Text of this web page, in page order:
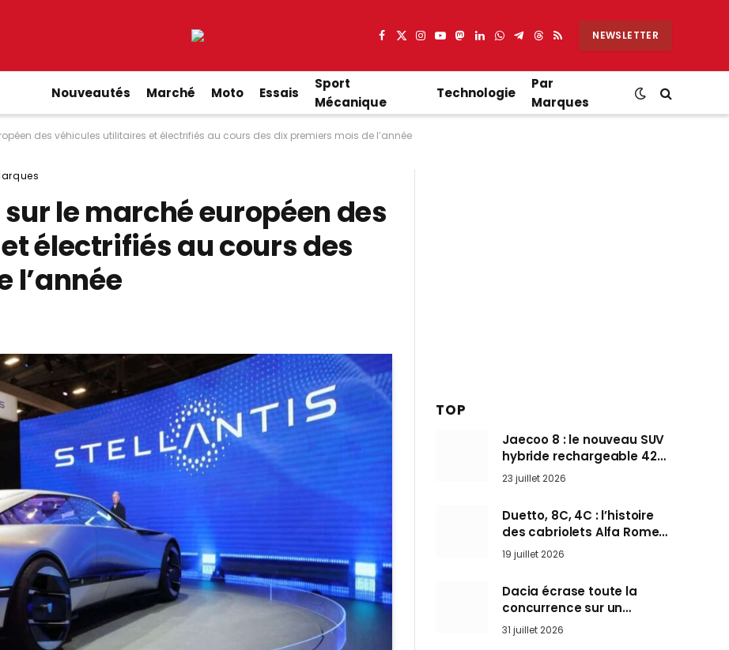
Facebook
X
Instagram
YouTube
Mastodon
LinkedIn
WhatsApp
Partager
Telegram
Threads
RSS NEWSLETTER
Nouveautés Marché Moto Essais
Sport
Mécanique
Technologie
Par
Marques
des véhicules utilitaires et électrifiés au cours des dix premiers mois de l’année
le marché européen des
électrifiés au cours des
l’année
TOP
Jaecoo 8 : le nouveau SUV
hybride rechargeable 428
ch qui vise l’Audi Q7 arrive
en Europe cet automne
23 juillet 2026
Duetto, 8C, 4C : l’histoire
des cabriolets Alfa Romeo,
ces Spider qui ont défini
l’art de rouler cheveux au
vent
19 juillet 2026
Dacia écrase toute la
concurrence sur un
marché où personne ne
l’attendait
31 juillet 2026